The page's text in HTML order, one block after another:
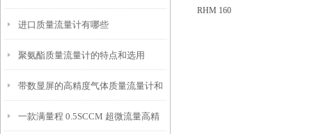
进口质量流量计有哪些
聚氨酯质量流量计的特点和选用
带数显屏的高精度气体质量流量计和
控制器
一款满量程 0.5SCCM 超微流量高精
RHM 160